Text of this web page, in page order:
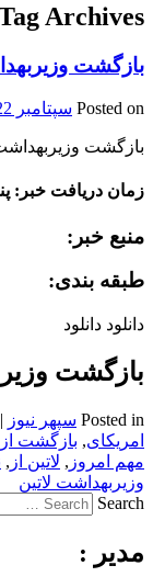
Archives:
بازگشت
Posted on سپتامبر 22, 2016
بازگشت
زمان دریافت خبر: پنجشنبه ۰۱ مهر
منبع خبر:
طبقه بندی:
دانلود دانلود
بازگشت
Posted in سپهر نیوز |
امریکای, بازگشت از
مهم امروز , لاتین از ,
وزیربهداشت لاتین
Search
مدیر :